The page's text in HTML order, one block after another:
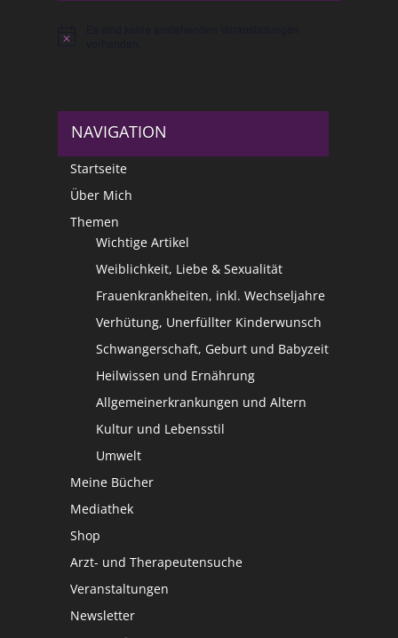
Hinweis
NAVIGATION
Startseite
Über Mich
Themen
Wichtige Artikel
Weiblichkeit, Liebe & Sexualität
Frauenkrankheiten, inkl. Wechseljahre
Verhütung, Unerfüllter Kinderwunsch
Schwangerschaft, Geburt und Babyzeit
Heilwissen und Ernährung
Allgemeinerkrankungen und Altern
Kultur und Lebensstil
Umwelt
Meine Bücher
Mediathek
Shop
Arzt- und Therapeutensuche
Veranstaltungen
Newsletter